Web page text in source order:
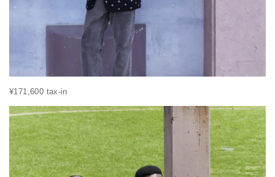
¥171,600 tax-in